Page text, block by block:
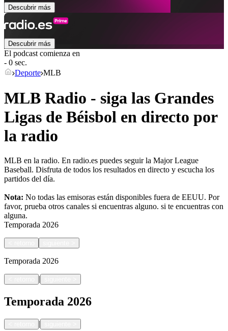
Descubrir más
Descubrir más
El podcast comienza en
- 0 sec.
Deporte MLB
MLB Radio - siga las Grandes
Ligas de Béisbol en directo por
la radio
MLB en la radio. En radio.es puedes seguir la Major League
Baseball. Disfruta de todos los resultados en directo y escucha los
partidos del día.
Nota: No todas las emisoras están disponibles fuera de EEUU. Por
favor, prueba otros canales si encuentras alguno. si te encuentras con
alguna.
Temporada 2026
Temporada 2026
|
Temporada 2026
|